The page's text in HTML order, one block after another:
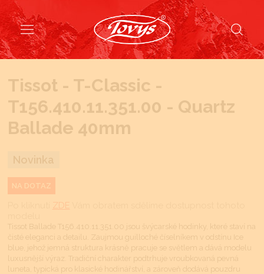
Tissot - T-Classic -
T156.410.11.351.00 - Quartz
Ballade 40mm
Novinka
NA DOTAZ
ZDE
Tissot Ballade T156.410.11.351.00 jsou švýcarské hodinky, které staví na
čisté eleganci a detailu. Zaujmou guilloché číselníkem v odstínu Ice
blue, jehož jemná struktura krásně pracuje se světlem a dává modelu
luxusnější výraz. Tradiční charakter podtrhuje vroubkovaná pevná
luneta, typická pro klasické hodinářství, a zároveň dodává pouzdru